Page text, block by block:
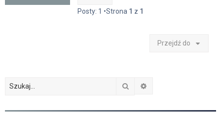
Posty: 1 •Strona 1 z 1
Przejdź do
Szukaj